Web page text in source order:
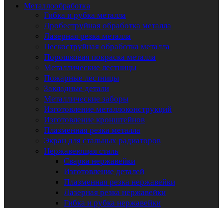
Металлообработка
Гибка и рубка металла
Дробеструйная обработка металла
Лазерная резка металла
Пескоструйная обработка металла
Порошковая покраска металла
Металлические лестницы
Пожарные лестницы
Закладные детали
Металлические заборы
Изготовление металлоконструкций
Изготовление кронштейнов
Плазменная резка металла
Экран для стальных радиаторов
Нержавеющая сталь
Сварка нержавейки
Изготовление деталей
Плазменная резка нержавейки
Лазерная резка нержавейки
Гибка и рубка нержавейки